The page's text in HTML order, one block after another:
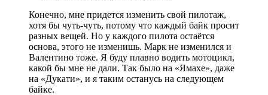
Конечно, мне придется изменить свой пилотаж,
хотя бы чуть-чуть, потому что каждый байк просит
разных вещей. Но у каждого пилота остаётся
основа, этого не изменишь. Марк не изменился и
Валентино тоже. Я буду плавно водить мотоцикл,
какой бы мне не дали. Так было на «Ямахе», даже
на «Дукати», и я таким останусь на следующем
байке.